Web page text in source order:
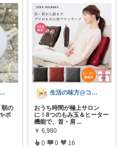
廃屋のobaba @ 感謝🙏ほぼ朝コレ
朝の
ボ
生活の味方@コメント基本返しません🙏
おうち時間が極上サロン
に！8つのもみ玉＆ヒーター
機能で、首・肩 ...
￥ 6,980
0 0 16